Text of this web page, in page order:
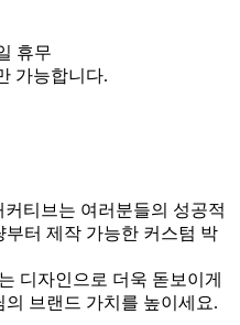
휴무
가능합니다.
티브는 여러분들의 성공적
부터 제작 가능한 커스텀 박
디자인으로 더욱 돋보이게
브랜드 가치를 높이세요.